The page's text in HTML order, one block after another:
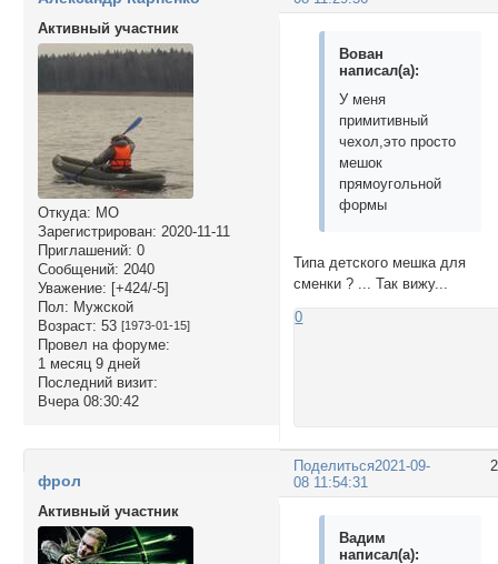
Активный участник
Откуда: МО
Зарегистрирован: 2020-11-11
Приглашений: 0
Сообщений: 2040
Уважение: [+424/-5]
Пол: Мужской
Возраст: 53 [1973-01-15]
Провел на форуме:
1 месяц 9 дней
Последний визит:
Вчера 08:30:42
Вован
написал(а):
У меня
примитивный
чехол,это просто
мешок
прямоугольной
формы
Типа детского мешка для
сменки ? ... Так вижу...
0
Поделиться2021-09-
08 11:54:31
фрол
Активный участник
Вадим
написал(а):